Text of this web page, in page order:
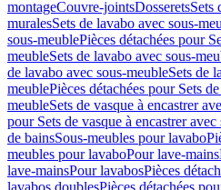
montageCouvre-jointsDosseretsSets
muralesSets de lavabo avec sous-
sous-meublePièces détachées pour
meubleSets de lavabo avec sous-
de lavabo avec sous-meubleSets de
meublePièces détachées pour Sets
meubleSets de vasque à encastrer
pour Sets de vasque à encastrer
de bainsSous-meubles pour lavabo
meubles pour lavaboPour lave-mains
lave-mainsPour lavabosPièces
lavabos doublesPièces détachées